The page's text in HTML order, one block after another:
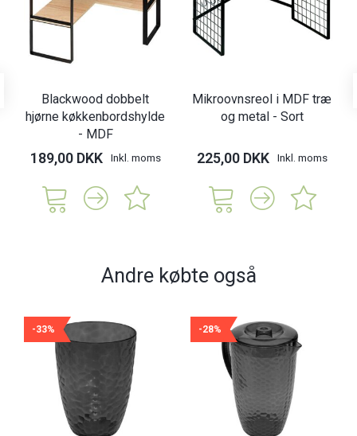
Blackwood dobbelt
hjørne køkkenbordshylde
- MDF
189,00 DKK Inkl. moms
Mikroovnsreol i MDF træ
og metal - Sort
225,00 DKK Inkl. moms
Andre købte også
-33% -28%